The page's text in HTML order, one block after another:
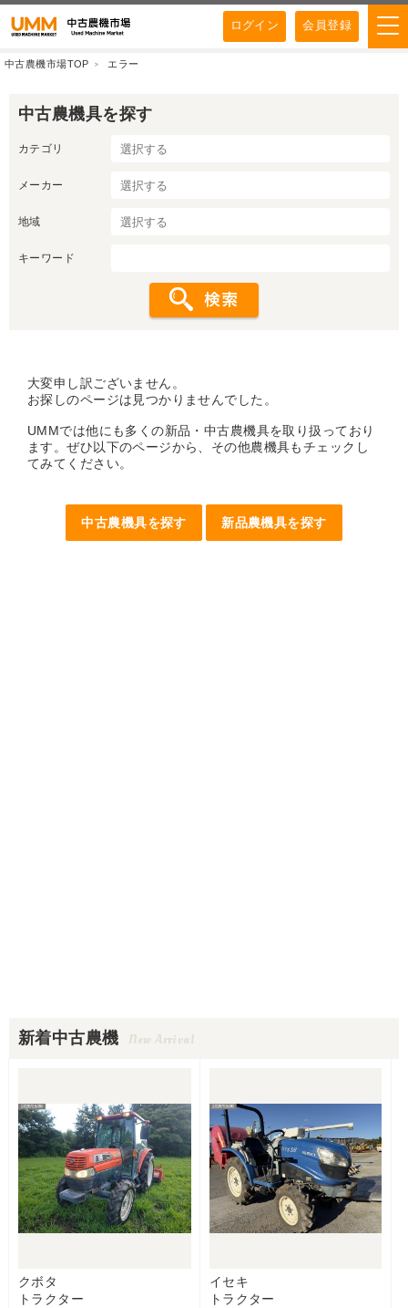
ログイン 会員登録
中古農機市場TOP エラー
中古農機具を探す
カテゴリ
メーカー
地域
キーワード
大変申し訳ございません。
お探しのページは見つかりませんでした。
UMMでは他にも多くの新品・中古農機具を取り扱っており
ます。ぜひ以下のページから、その他農機具もチェックし
てみてください。
中古農機具を探す 新品農機具を探す
新着中古農機 New Arrival
クボタ
トラクター
イセキ
トラクター